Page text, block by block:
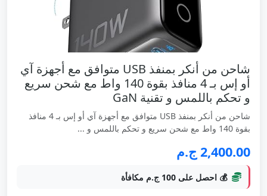
شاحن من أنكر بمنفذ USB متوافق مع أجهزة آي
أو إس بـ 4 منافذ بقوة 140 واط مع شحن سريع
و تحكم باللمس و تقنية GaN
شاحن من أنكر بمنفذ USB متوافق مع أجهزة آي أو إس بـ 4 منافذ
بقوة 140 واط مع شحن سريع و تحكم باللمس و ...
2,400.00 ج.م
💰 احصل على 100 ج.م مكافأة